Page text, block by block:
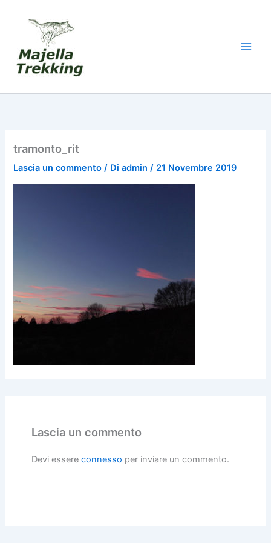
contenuto
tramonto_rit
Lascia un commento / Diadmin/ 21 Novembre 2019
Lascia un commento
Devi essere connesso per inviare un commento.